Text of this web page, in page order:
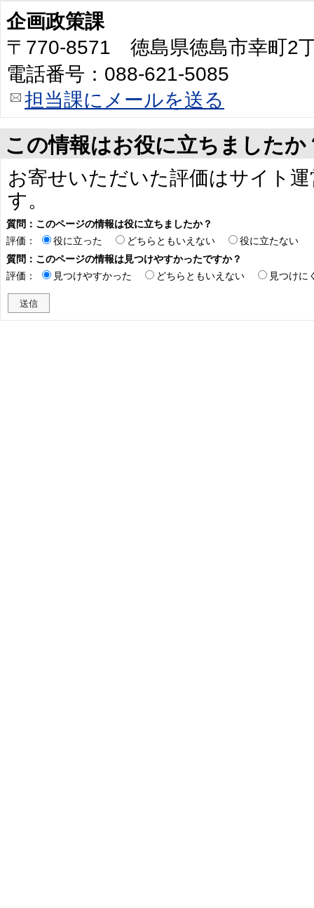
企画政策課
〒770-8571 徳島県徳島市幸町2
電話番号：088-621-5085
担当課にメールを送る
この情報はお役に立ちましたか
お寄せいただいた評価はサイト
す。
質問：このページの情報は役に立ちましたか？
評価：
役に立った どちらともいえない
役に立たない
質問：このページの情報は見つけやすかったですか？
評価：
見つけやすかった どちらともいえない 見つけに